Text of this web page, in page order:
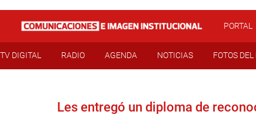
PORTAL
TV DIGITAL RADIO AGENDA NOTICIAS FOTOS DEL
Les entregó un diploma de